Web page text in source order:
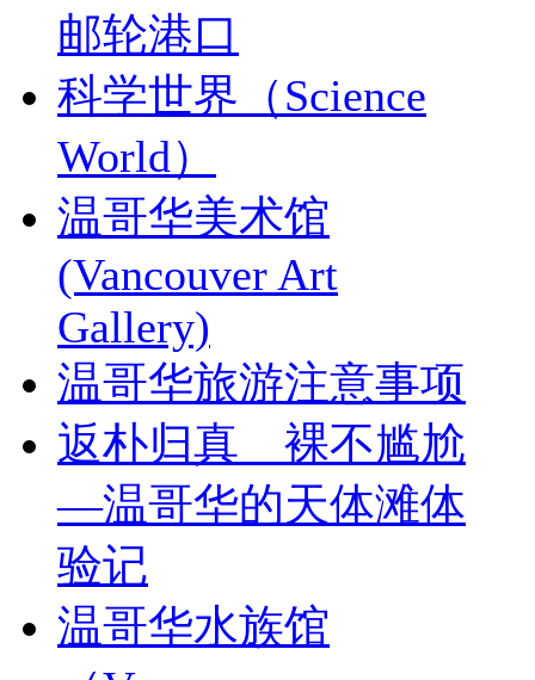
邮轮港口
科学世界（Science
World）
温哥华美术馆
(Vancouver Art
Gallery)
温哥华旅游注意事项
返朴归真 裸不尴尬
—温哥华的天体滩体
验记
温哥华水族馆